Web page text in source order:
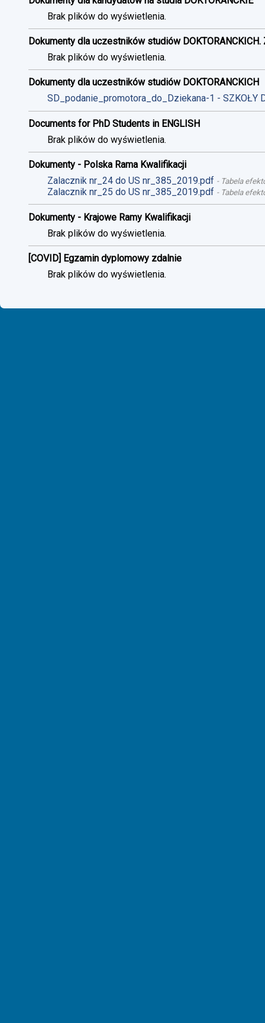
Brak plików do wyświetlenia.
Dokumenty dla uczestników studiów
Brak plików do wyświetlenia.
Dokumenty dla uczestników studiów DOKTORANCKICH
SD_podanie_promotora_do_Dziekana-1 - SZKOŁY
Documents for PhD Students in ENGLISH
Brak plików do wyświetlenia.
Dokumenty - Polska Rama Kwalifikacji
Zalacznik nr_24 do US nr_385_2019.pdf - Tabela
Zalacznik nr_25 do US nr_385_2019.pdf - Tabela
Dokumenty - Krajowe Ramy Kwalifikacji
Brak plików do wyświetlenia.
[COVID] Egzamin dyplomowy zdalnie
Brak plików do wyświetlenia.